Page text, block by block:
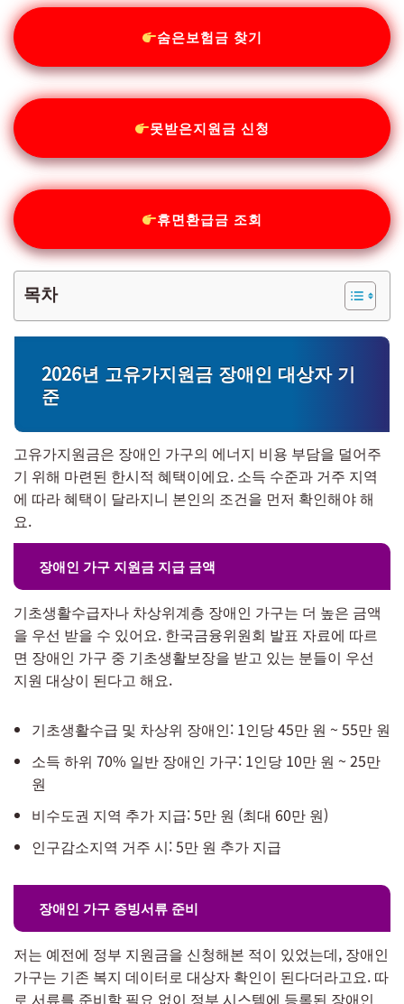
숨은보험금 찾기
못받은지원금 신청
휴면환급금 조회
목차
2026년 고유가지원금 장애인 대상자 기
준
고유가지원금은 장애인 가구의 에너지 비용 부담을 덜어주
기 위해 마련된 한시적 혜택이에요. 소득 수준과 거주 지역
에 따라 혜택이 달라지니 본인의 조건을 먼저 확인해야 해
요.
장애인 가구 지원금 지급 금액
기초생활수급자나 차상위계층 장애인 가구는 더 높은 금액
을 우선 받을 수 있어요. 한국금융위원회 발표 자료에 따르
면 장애인 가구 중 기초생활보장을 받고 있는 분들이 우선
지원 대상이 된다고 해요.
기초생활수급 및 차상위 장애인: 1인당 45만 원 ~ 55만 원
소득 하위 70% 일반 장애인 가구: 1인당 10만 원 ~ 25만
원
비수도권 지역 추가 지급: 5만 원 (최대 60만 원)
인구감소지역 거주 시: 5만 원 추가 지급
장애인 가구 증빙서류 준비
저는 예전에 정부 지원금을 신청해본 적이 있었는데, 장애인
가구는 기존 복지 데이터로 대상자 확인이 된다더라고요. 따
로 서류를 준비할 필요 없이 정부 시스템에 등록된 장애인